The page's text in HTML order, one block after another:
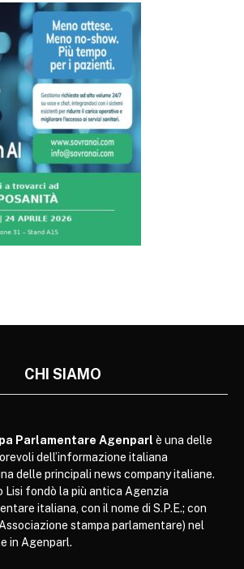
CHI SIAMO
Parlamentare Agenparl è una delle
dell’informazione italiana
delle principali news company italiane.
Lisi fondò la più antica Agenzia
italiana, con il nome di S.P.E.; con
stampa parlamentare) nel
in Agenparl.